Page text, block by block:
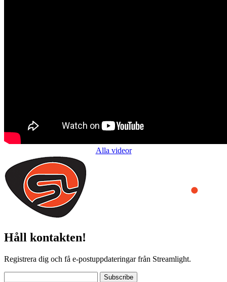
Alla videor
Håll kontakten!
Registrera dig och få e-postuppdateringar från Streamlight.
Subscribe